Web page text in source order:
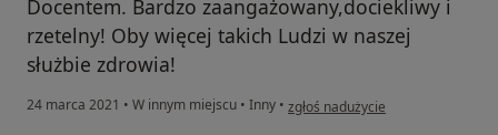
Docentem. Bardzo zaangażowany,dociekliwy i
rzetelny! Oby więcej takich Ludzi w naszej
służbie zdrowia!
24 marca 2021 • W innym miejscu • Inny • w opinii użytkownika Katarzyna
zgłoś nadużycie